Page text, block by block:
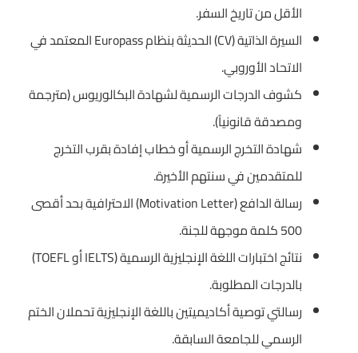
الأقل من تاريخ السفر.
السيرة الذاتية (CV) الحديثة بنظام Europass المعتمد في
الاتحاد الأوروبي.
كشوف الدرجات الرسمية لشهادة البكالوريوس (مترجمة
ومصدقة قانونياً).
شهادة التخرج الرسمية أو خطاب إفادة بقرب التخرج
للمتقدمين في سنتهم الأخيرة.
رسالة الدافع (Motivation Letter) الاحترافية بحد أقصى
500 كلمة موجهة للجنة.
نتائج اختبارات اللغة الإنجليزية الرسمية (IELTS أو TOEFL)
بالدرجات المطلوبة.
رسالتي توصية أكاديميتين باللغة الإنجليزية تحملان الختم
الرسمي للجامعة السابقة.